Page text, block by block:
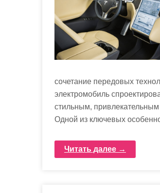
сочетание передовых
электромобиль
стильным,
Одной из ключевых
Читать далее →